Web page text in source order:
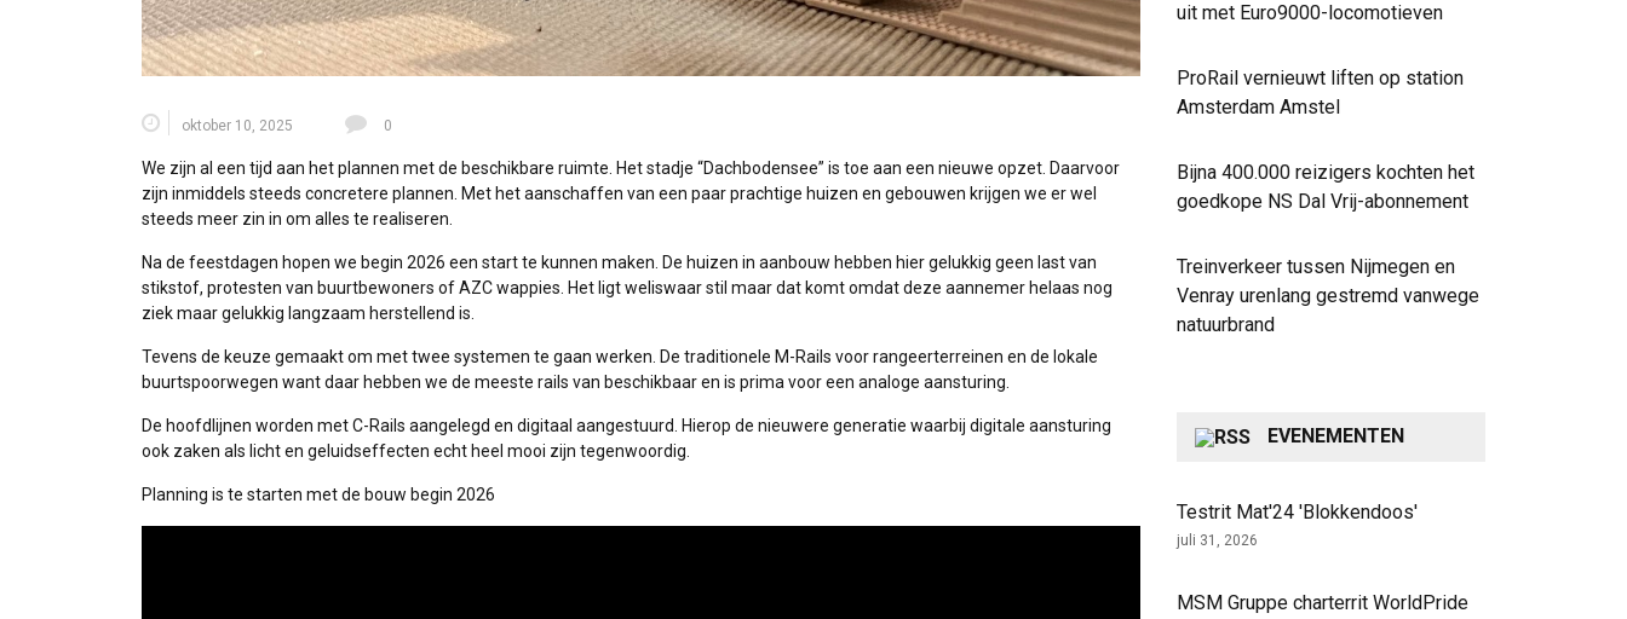
oktober 10, 2025 0
We zijn al een tijd aan het plannen met de beschikbare ruimte. Het stadje “Dachbodensee” is toe aan een nieuwe opzet. Daarvoor
zijn inmiddels steeds concretere plannen. Met het aanschaffen van een paar prachtige huizen en gebouwen krijgen we er wel
steeds meer zin in om alles te realiseren.
Na de feestdagen hopen we begin 2026 een start te kunnen maken. De huizen in aanbouw hebben hier gelukkig geen last van
stikstof, protesten van buurtbewoners of AZC wappies. Het ligt weliswaar stil maar dat komt omdat deze aannemer helaas nog
ziek maar gelukkig langzaam herstellend is.
Tevens de keuze gemaakt om met twee systemen te gaan werken. De traditionele M-Rails voor rangeerterreinen en de lokale
buurtspoorwegen want daar hebben we de meeste rails van beschikbaar en is prima voor een analoge aansturing.
De hoofdlijnen worden met C-Rails aangelegd en digitaal aangestuurd. Hierop de nieuwere generatie waarbij digitale aansturing
ook zaken als licht en geluidseffecten echt heel mooi zijn tegenwoordig.
Planning is te starten met de bouw begin 2026
uit met Euro9000-locomotieven
ProRail vernieuwt liften op station
Amsterdam Amstel
Bijna 400.000 reizigers kochten het
goedkope NS Dal Vrij-abonnement
Treinverkeer tussen Nijmegen en
Venray urenlang gestremd vanwege
natuurbrand
EVENEMENTEN
Testrit Mat'24 'Blokkendoos'
juli 31, 2026
MSM Gruppe charterrit WorldPride